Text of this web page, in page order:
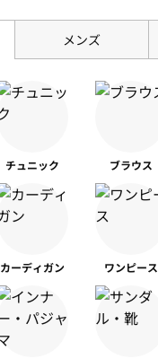
メンズ
チュニック ブラウス
カーディガン ワンピース